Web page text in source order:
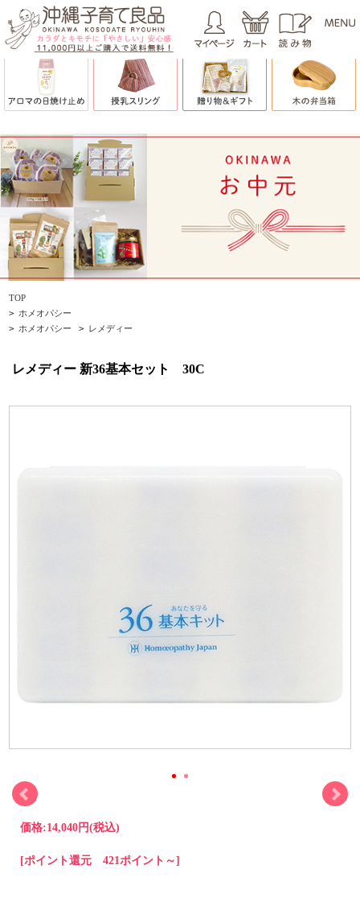
TOP
> ホメオパシー
> ホメオパシー > レメディー
レメディー 新36基本セット 30C
価格:14,040円(税込)
[ポイント還元 421ポイント～]